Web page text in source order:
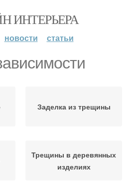
ИНТЕРЬЕРА
новости статьи
Заделка из трещины
Трещины в деревянных
изделиях